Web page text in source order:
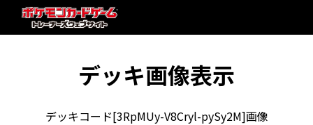
デッキ画像表示
デッキコード[3RpMUy-V8Cryl-pySy2M]画像